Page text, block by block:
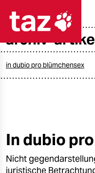
öko
gesellschaft
archiv-
in dubio pro blümchensex
In dubio
Nicht
juristische